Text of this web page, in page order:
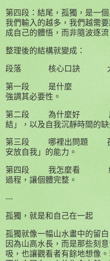
第四段：結尾，孤獨，是一
我們輸入的越多，我們越需
成自己的體悟，而非隨波逐流
整理後的結構就變成：
段落 核心口訣 大
第一段
是什麼
強調其必要性。
第二段
為什麼好
結」，以及自我沉靜時間的缺
第三段
哪裡出問題
安放自我」的能力。
第四段
我怎麼看
過程，讓個體完整。
---
孤獨，就是和自己在一起
孤獨就像一幅山水畫中的留
因為山高水長，而是那些刻
吸，也讓觀看者有餘地想像